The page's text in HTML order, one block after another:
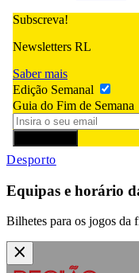
Subscreva!
Newsletters RL
Saber mais
Edição Semanal
Guia do Fim de Semana
Desporto
Equipas e horário
Bilhetes para os jogos da